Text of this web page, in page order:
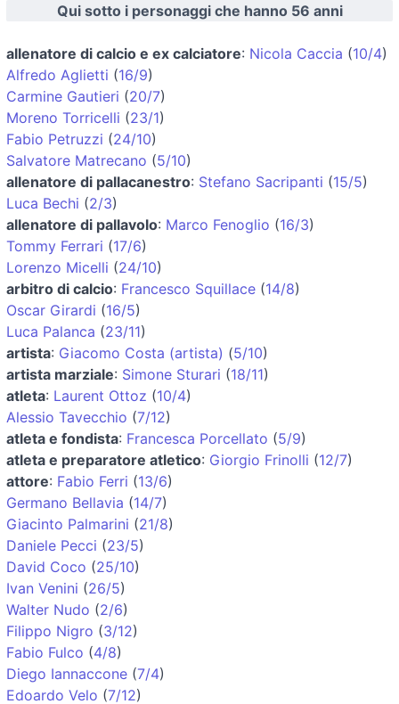
Qui sotto i personaggi che hanno 56 anni
allenatore di calcio e ex calciatore: Nicola Caccia (10/4)
Alfredo Aglietti (16/9)
Carmine Gautieri (20/7)
Moreno Torricelli (23/1)
Fabio Petruzzi (24/10)
Salvatore Matrecano (5/10)
allenatore di pallacanestro: Stefano Sacripanti (15/5)
Luca Bechi (2/3)
allenatore di pallavolo: Marco Fenoglio (16/3)
Tommy Ferrari (17/6)
Lorenzo Micelli (24/10)
arbitro di calcio: Francesco Squillace (14/8)
Oscar Girardi (16/5)
Luca Palanca (23/11)
artista: Giacomo Costa (artista) (5/10)
artista marziale: Simone Sturari (18/11)
atleta: Laurent Ottoz (10/4)
Alessio Tavecchio (7/12)
atleta e fondista: Francesca Porcellato (5/9)
atleta e preparatore atletico: Giorgio Frinolli (12/7)
attore: Fabio Ferri (13/6)
Germano Bellavia (14/7)
Giacinto Palmarini (21/8)
Daniele Pecci (23/5)
David Coco (25/10)
Ivan Venini (26/5)
Walter Nudo (2/6)
Filippo Nigro (3/12)
Fabio Fulco (4/8)
Diego Iannaccone (7/4)
Edoardo Velo (7/12)